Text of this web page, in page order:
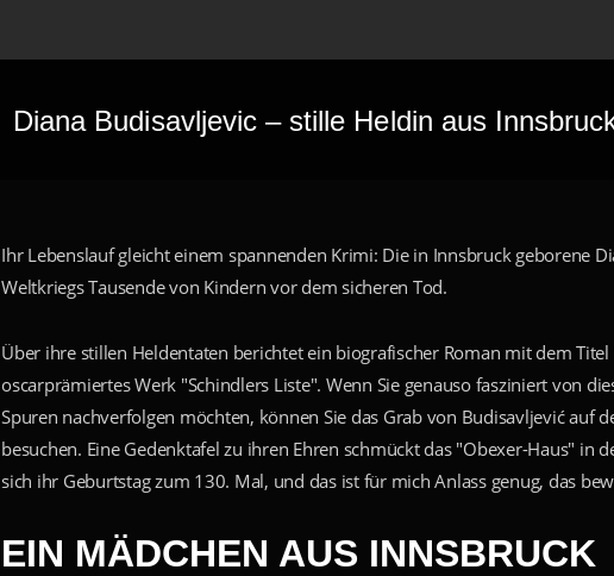
Diana Budisavljevic – stille Heldin aus
Ihr Lebenslauf gleicht einem spannenden Krimi: Die in Innsbruck geborene
Weltkriegs Tausende von Kindern vor dem sicheren Tod.
Über ihre stillen Heldentaten berichtet ein biografischer Roman mit dem
oscarprämiertes Werk "Schindlers Liste". Wenn Sie genauso fasziniert von
Spuren nachverfolgen möchten, können Sie das Grab von Budisavljević auf
besuchen. Eine Gedenktafel zu ihren Ehren schmückt das "Obexer-Haus" in
sich ihr Geburtstag zum 130. Mal, und das ist für mich Anlass genug, das
EIN MÄDCHEN AUS INNSBRUCK